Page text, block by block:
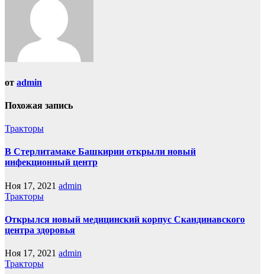
от admin
Похожая запись
Тракторы
В Стерлитамаке Башкирии открыли новый
инфекционный центр
Ноя 17, 2021 admin
Тракторы
Открылся новый медицинский корпус Скандинавского
центра здоровья
Ноя 17, 2021 admin
Тракторы